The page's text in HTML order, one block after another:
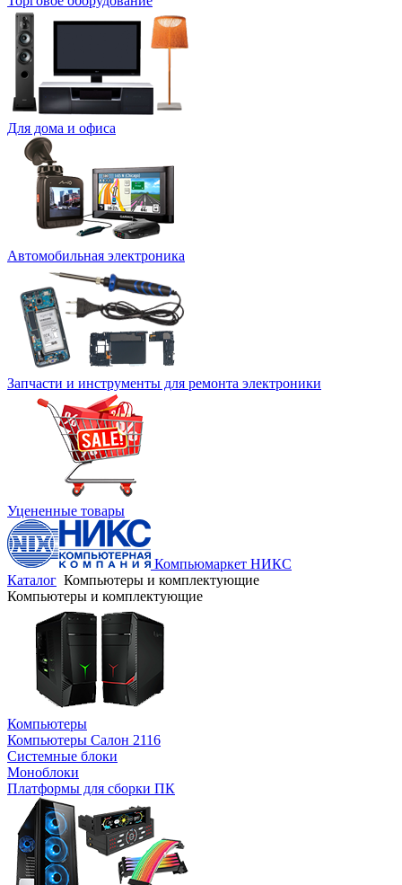
Для дома и офиса
Автомобильная электроника
Запчасти и инструменты для ремонта электроники
Уцененные товары
Компьюмаркет НИКС
Каталог Компьютеры и комплектующие
Компьютеры и комплектующие
Компьютеры
Компьютеры Салон 2116
Системные блоки
Моноблоки
Платформы для сборки ПК